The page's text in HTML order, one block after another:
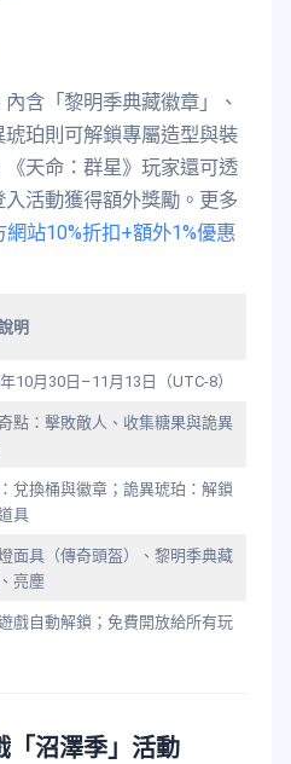
含「黎明季典藏徽章」、
珀則可解鎖專屬造型與裝
天命：群星》玩家還可透
活動獲得額外獎勵。更多
站10%折扣+額外1%優惠
明
10月30日–11月13日（UTC-8）
點：擊敗敵人、收集糖果與詭異
兌換桶與徽章；詭異琥珀：解鎖
具
面具（傳奇頭盔）、黎明季典藏
亮塵
戲自動解鎖；免費開放給所有玩
「沼澤季」活動